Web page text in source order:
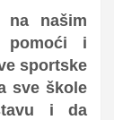
našim
pomoći i
sportske
sve škole
i da